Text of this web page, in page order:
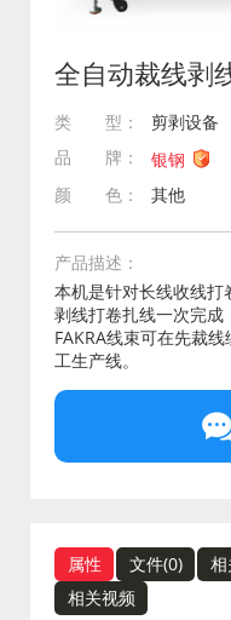
全自动裁线剥
类 型：
剪剥设备
品 牌：
银钢
颜 色：
其他
产品描述：
本机是针对长线收线
剥线打卷扎线一次完成
FAKRA线束可在先裁
工生产线。
属性 文件(0) 相
相关视频